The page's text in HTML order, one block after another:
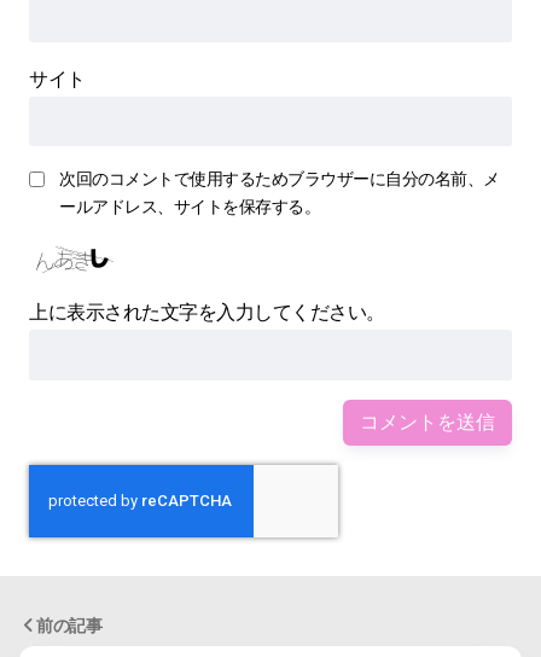
サイト
次回のコメントで使用するためブラウザーに自分の名前、メ
ールアドレス、サイトを保存する。
上に表示された文字を入力してください。
前の記事